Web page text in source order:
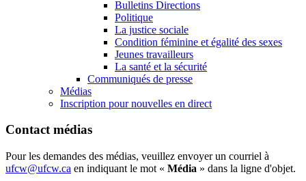
Bulletins Directions
Politique
La justice sociale
Condition féminine et égalité des sexes
Jeunes travailleurs
La santé et la sécurité
Communiqués de presse
Médias
Inscription pour nouvelles en direct
Contact médias
Pour les demandes des médias, veuillez envoyer un courriel à
ufcw@ufcw.ca en indiquant le mot « Média » dans la ligne d'objet.